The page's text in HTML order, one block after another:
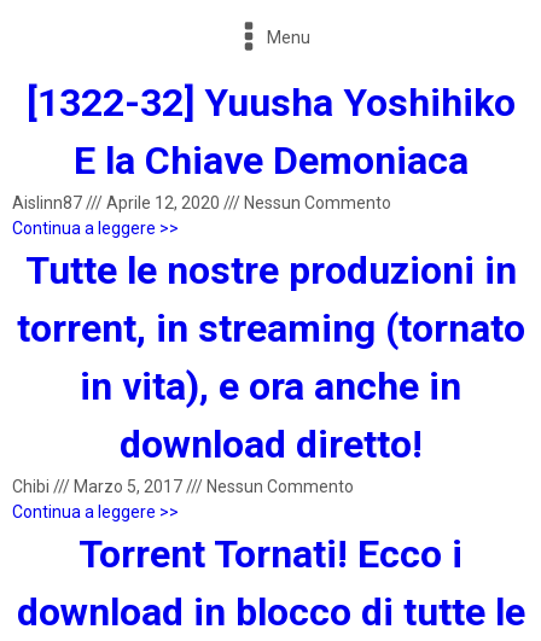
Menu
[1322-32] Yuusha Yoshihiko
E la Chiave Demoniaca
Aislinn87///Aprile 12, 2020 /// Nessun Commento
Continua a leggere >>
Tutte le nostre produzioni in
torrent, in streaming (tornato
in vita), e ora anche in
download diretto!
Chibi /// Marzo 5, 2017/// Nessun Commento
Continua a leggere >>
Torrent Tornati! Ecco i
download in blocco di tutte le